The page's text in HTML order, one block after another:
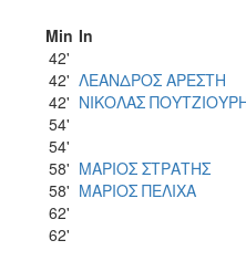
Μin In
42'
42' ΛΕΑΝΔΡΟΣ ΑΡΕΣΤΗ
42' ΝΙΚΟΛΑΣ
54'
54'
58' ΜΑΡΙΟΣ ΣΤΡΑΤΗΣ
58' ΜΑΡΙΟΣ ΠΕΛΙΧΑ
62'
62'